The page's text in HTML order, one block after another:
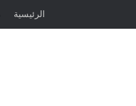
الرئيسية